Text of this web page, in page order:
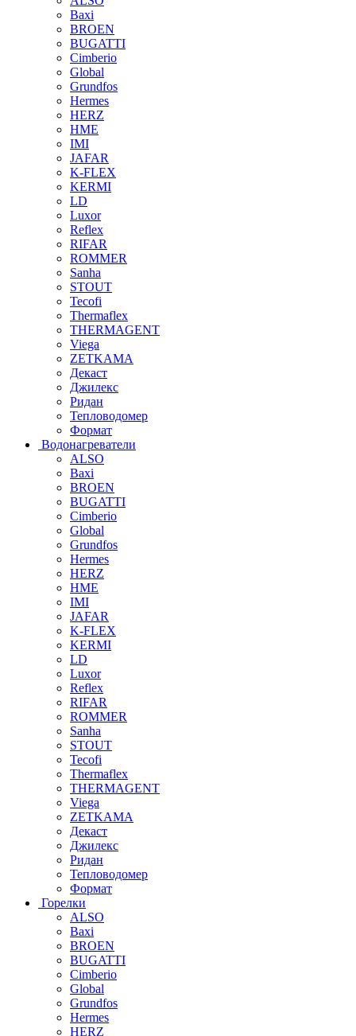
Baxi
BROEN
BUGATTI
Cimberio
Global
Grundfos
Hermes
HERZ
HME
IMI
JAFAR
K-FLEX
KERMI
LD
Luxor
Reflex
RIFAR
ROMMER
Sanha
STOUT
Tecofi
Thermaflex
THERMAGENT
Viega
ZETKAMA
Декаст
Джилекс
Ридан
Тепловодомер
Формат
Водонагреватели
ALSO
Baxi
BROEN
BUGATTI
Cimberio
Global
Grundfos
Hermes
HERZ
HME
IMI
JAFAR
K-FLEX
KERMI
LD
Luxor
Reflex
RIFAR
ROMMER
Sanha
STOUT
Tecofi
Thermaflex
THERMAGENT
Viega
ZETKAMA
Декаст
Джилекс
Ридан
Тепловодомер
Формат
Горелки
ALSO
Baxi
BROEN
BUGATTI
Cimberio
Global
Grundfos
Hermes
HERZ